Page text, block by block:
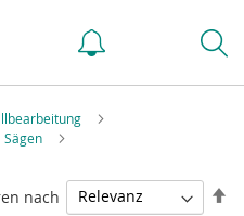
Sägen
nach